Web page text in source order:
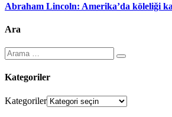
Abraham Lincoln: Amerika’da köleliği
Ara
Kategoriler
Kategoriler